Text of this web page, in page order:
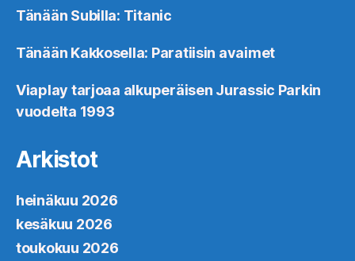
Tänään Subilla: Titanic
Tänään Kakkosella: Paratiisin avaimet
Viaplay tarjoaa alkuperäisen Jurassic Parkin
vuodelta 1993
Arkistot
heinäkuu 2026
kesäkuu 2026
toukokuu 2026